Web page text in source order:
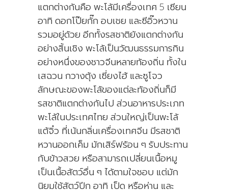
แตกต่างกันคือ พะโล้มีเครื่องเทศ 5 เซียน
อาทิ ดอกโป๊ยกั๊ก อบเชย และซีอิ๊วหวาน
รวมอยู่ด้วย อีกทั้งรสชาติยังแตกต่างกัน
อย่างสิ้นเชิง พะโล้เป็นวัฒนธรรมการกิน
อย่างหนึ่งของชาวจีนหลายท้องถิ่น ทั้งใน
เสฉวน กวางตุ้ง เซี่ยงไฮ้ และซูโจว
ลักษณะของพะโล้ของแต่ละท้องถิ่นก็มี
รสชาติแตกต่างกันไป ส่วนอาหารประเภท
พะโล้ในประเทศไทย ส่วนใหญ่เป็นพะโล้
แต้จิ๋ว ที่เน้นกลิ่นเครื่องเทศจีน มีรสชาติ
หวานออกเค็ม มักเสิร์ฟร้อน ๆ รับประทาน
กับข้าวสวย หรือสามารถเปลี่ยนเนื้อหมู
เป็นเนื้อสัตว์อื่น ๆ ได้ตามใจชอบ แต่มัก
นิยมใช้สัตว์ปีก อาทิ เป็ด หรือห่าน และ